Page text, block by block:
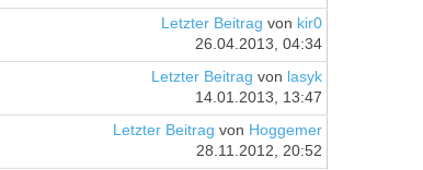
Letzter Beitrag von kir0
26.04.2013, 04:34
Letzter Beitrag von lasyk
14.01.2013, 13:47
Letzter Beitrag von Hoggemer
28.11.2012, 20:52